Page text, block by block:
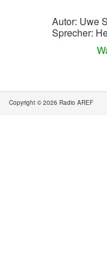
Autor: Uwe
Sprecher:
Copyright © 2026 Radio AREF